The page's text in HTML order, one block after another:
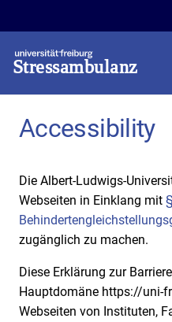
Stressambulanz
Accessibility
Die Albert-Ludwigs-
Webseiten in Einklang mit
zugänglich zu machen.
Diese Erklärung zur
Hauptdomäne https://uni-
Webseiten von Instituten,